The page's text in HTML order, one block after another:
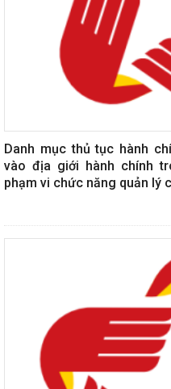
Danh mục thủ tục hành
vào địa giới hành chính
phạm vi chức năng quản lý